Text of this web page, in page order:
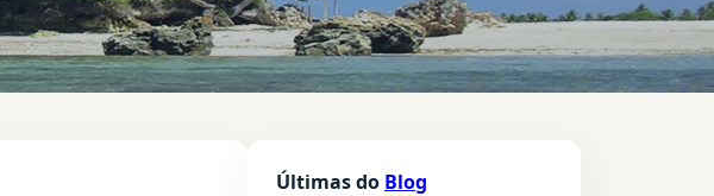
Últimas do Blog